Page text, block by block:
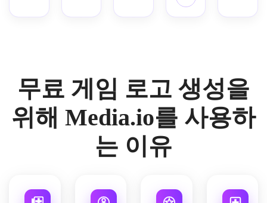
한 경
위기,
높은
없음,
레트,
브러
시드
메탈
대담
하고
깔끔
한 라
인 워
크,
이트,
어두
받은
배경,
된 기
하학
디지
운 드
라마
틱 배
경,
반사
무료 게임 로고 생성을
위해 Media.io를 사용하
는 이유